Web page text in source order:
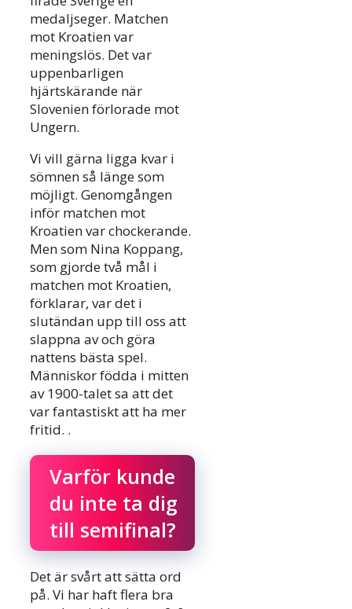
medaljseger. Matchen
mot Kroatien var
meningslös. Det var
uppenbarligen
hjärtskärande när
Slovenien förlorade mot
Ungern.
Vi vill gärna ligga kvar i
sömnen så länge som
möjligt. Genomgången
inför matchen mot
Kroatien var chockerande.
Men som Nina Koppang,
som gjorde två mål i
matchen mot Kroatien,
förklarar, var det i
slutändan upp till oss att
slappna av och göra
nattens bästa spel.
Människor födda i mitten
av 1900-talet sa att det
var fantastiskt att ha mer
fritid. .
Varför kunde
du inte ta dig
till semifinal?
Det är svårt att sätta ord
på. Vi har haft flera bra